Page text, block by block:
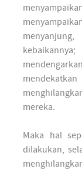
mereka.
Maka hal
dilakukan,